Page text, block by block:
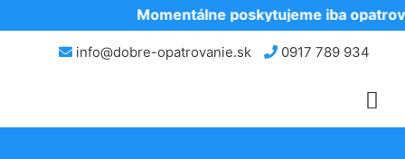
Momentálne poskytujeme iba
info@dobre-opatrovanie.sk 0917 789 934